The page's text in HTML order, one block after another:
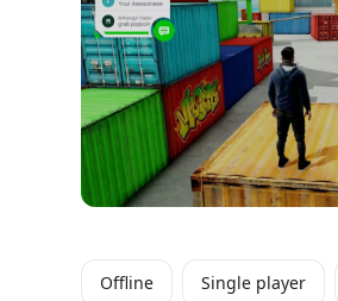
Offline Single player